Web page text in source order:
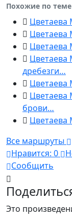
Похожие по
Цветаева
Цветаева
дребезги…
Цветаева
Цветаева
брови…
Все маршруты
Нравится: 0
Сообщить
Это